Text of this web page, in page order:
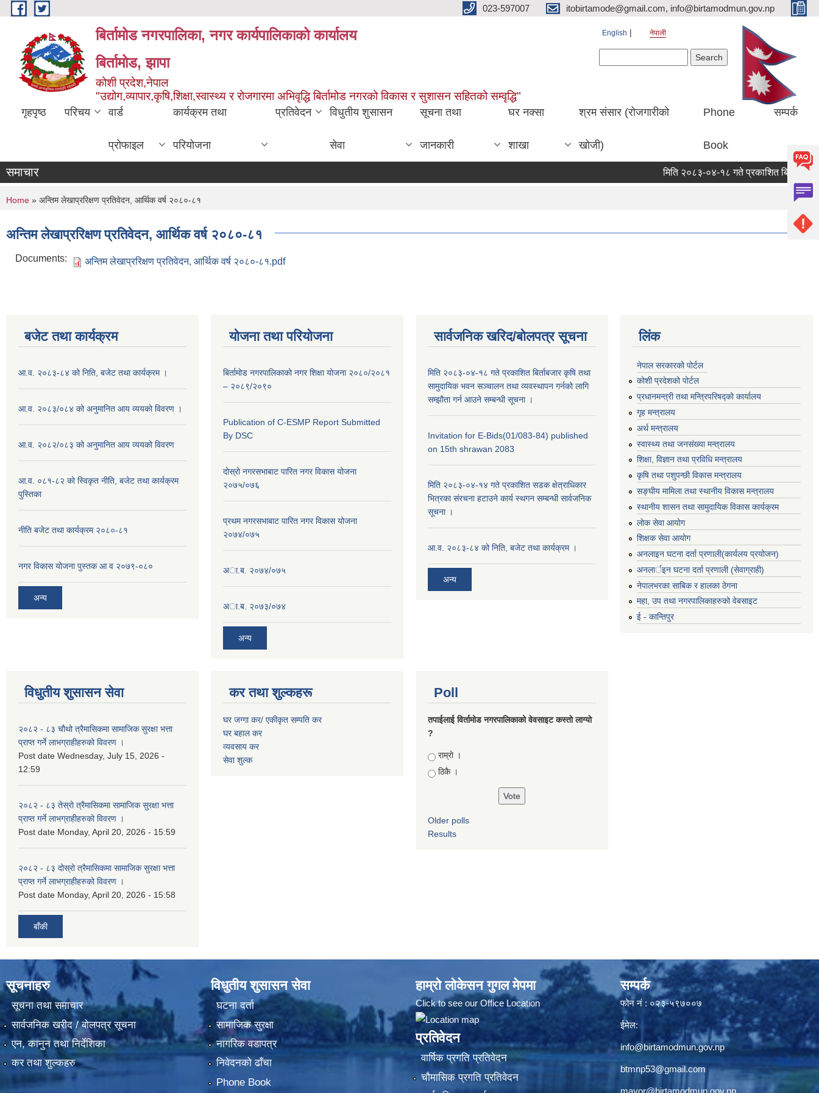
Skip to main content 023-597007 itobirtamode@gmail.com, info@birtamodmun.gov.np
बिर्तामोड नगरपालिका, नगर कार्यपालिकाको कार्यालय
बिर्तामोड, झापा
कोशी प्रदेश,नेपाल
"उद्योग,व्यापार,कृषि,शिक्षा,स्वास्थ्य र रोजगारमा अभिवृद्धि बिर्तामोड नगरको विकास र सुशासन सहितको सम्वृद्धि"
English नेपाली
गृहपृष्ठ परिचय वार्ड
प्रोफाइल
कार्यक्रम तथा
परियोजना
प्रतिवेदन विधुतीय शुसासन
सेवा
सूचना तथा
जानकारी
घर नक्सा
शाखा
श्रम संसार (रोजगारीको
खोजी)
Phone
Book
सम्पर्क
समाचार मिति २०८३-०४-१८ गते प्रकाशित बिर्ताबजार
You are here
Home » अन्तिम लेखाप्ररिक्षण प्रतिवेदन, आर्थिक वर्ष २०८०-८१
अन्तिम लेखाप्ररिक्षण प्रतिवेदन, आर्थिक वर्ष २०८०-८१
Documents: अन्तिम लेखाप्ररिक्षण प्रतिवेदन, आर्थिक वर्ष २०८०-८१.pdf
बजेट तथा कार्यक्रम
आ.व. २०८३-८४ को निति, बजेट तथा कार्यक्रम ।
आ.व. २०८३/०८४ को अनुमानित आय व्ययको विवरण ।
आ.व. २०८२/०८३ को अनुमानित आय व्ययको विवरण
आ.व. ०८१-८२ को स्विकृत नीति, बजेट तथा कार्यक्रम
पुस्तिका
नीति बजेट तथा कार्यक्रम २०८०-८१
नगर विकास योजना पुस्तक आ व २०७९-०८०
अन्य
योजना तथा परियोजना
बिर्तामोड नगरपालिकाको नगर शिक्षा योजना २०८०/२०८१
– २०८९/२०९०
Publication of C-ESMP Report Submitted
By DSC
दोस्रो नगरसभाबाट पारित नगर विकास योजना
२०७५/०७६
प्रथम नगरसभाबाट पारित नगर विकास योजना
२०७४/०७५
अा.ब. २०७४/०७५
अा.ब. २०७३/०७४
अन्य
सार्वजनिक खरिद/बोलपत्र सूचना
मिति २०८३-०४-१८ गते प्रकाशित बिर्ताबजार कृषि तथा
सामुदायिक भवन सञ्चालन तथा व्यवस्थापन गर्नको लागि
सम्झौता गर्न आउने सम्बन्धी सूचना ।
Invitation for E-Bids(01/083-84) published
on 15th shrawan 2083
मिति २०८३-०४-१४ गते प्रकाशित सडक क्षेत्राधिकार
भित्रका संरचना हटाउने कार्य स्थगन सम्बन्धी सार्वजनिक
सूचना ।
आ.व. २०८३-८४ को निति, बजेट तथा कार्यक्रम ।
अन्य
लिंक
नेपाल सरकारको पोर्टल
कोशी प्रदेशको पोर्टल
प्रधानमन्‍त्री तथा मन्‍त्रिपरिषद्को कार्यालय
गृह मन्‍त्रालय
अर्थ मन्त्रालय
स्वास्थ्य तथा जनसंख्या मन्त्रालय
शिक्षा, विज्ञान तथा प्रविधि मन्त्रालय
कृषि तथा पशुपन्छी विकास मन्त्रालय
सङ्घीय मामिला तथा स्थानीय विकास मन्त्रालय
स्थानीय शासन तथा सामुदायिक विकास कार्यक्रम
लोक सेवा आयोग
शिक्षक सेवा आयोग
अनलाइन घटना दर्ता प्रणाली(कार्यलय प्रयोजन)
अनलार्इन घटना दर्ता प्रणाली (सेवाग्राही)
नेपालभरका साबिक र हालका ठेगना
महा, उप तथा नगरपालिकाहरुको वेबसाइट
ई - कान्तिपुर
विधुतीय शुसासन सेवा
२०८२ - ८३ चौथो त्रैमासिकमा सामाजिक सुरक्षा भत्ता
प्राप्त गर्ने लाभग्राहीहरुको विवरण ।
Post date Wednesday, July 15, 2026 -
12:59
२०८२ - ८३ तेस्रो त्रैमासिकमा सामाजिक सुरक्षा भत्ता
प्राप्त गर्ने लाभग्राहीहरुको विवरण ।
Post date Monday, April 20, 2026 - 15:59
२०८२ - ८३ दोस्रो त्रैमासिकमा सामाजिक सुरक्षा भत्ता
प्राप्त गर्ने लाभग्राहीहरुको विवरण ।
Post date Monday, April 20, 2026 - 15:58
बाँकी
कर तथा शुल्कहरू
घर जग्गा कर/ एकीकृत सम्पति कर
घर बहाल कर
व्यवसाय कर
सेवा शुल्क
Poll
तपाईलाई विर्तामोड नगरपालिकाको वेवसाइट कस्ताे लाग्याे
?
Choices
राम्रो ।
ठिकै ।
Older polls
Results
सूचनाहरु
सूचना तथा समाचार
सार्वजनिक खरीद / बोलपत्र सूचना
एन, कानुन तथा निर्देशिका
कर तथा शुल्कहरु
विधुतीय शुसासन सेवा
घटना दर्ता
सामाजिक सुरक्षा
नागरिक वडापत्र
निवेदनको ढाँचा
Phone Book
हाम्रो लोकेसन गुगल मेपमा
Click to see our Office Location
प्रतिवेदन
वार्षिक प्रगति प्रतिवेदन
चौमासिक प्रगति प्रतिवेदन
सम्पर्क
फोन नं : ०२३-५९७००७
ईमेल:
info@birtamodmun.gov.np
btmnp53@gmail.com
mayor@birtamodmun.gov.np